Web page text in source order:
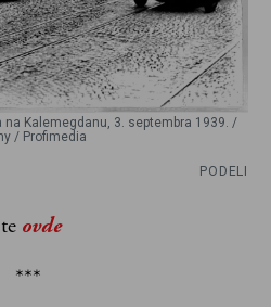
Kalemegdanu, 3. septembra 1939. /
/ Profimedia
PODELI
ovde
***